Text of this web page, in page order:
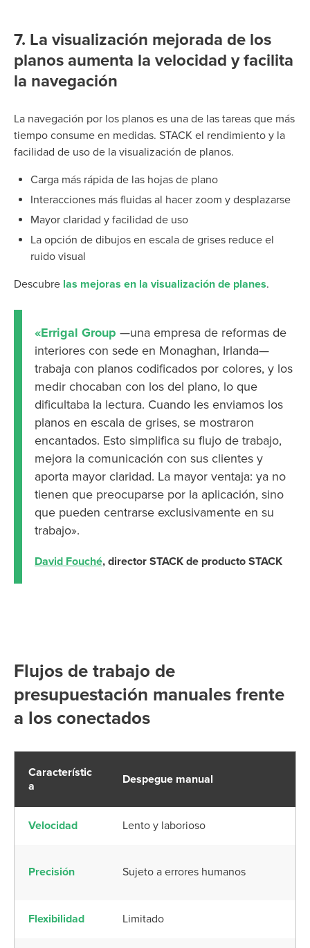
7. La visualización mejorada de los
planos aumenta la velocidad y facilita
la navegación
La navegación por los planos es una de las tareas que más
tiempo consume en medidas. STACK el rendimiento y la
facilidad de uso de la visualización de planos.
Carga más rápida de las hojas de plano
Interacciones más fluidas al hacer zoom y desplazarse
Mayor claridad y facilidad de uso
La opción de dibujos en escala de grises reduce el
ruido visual
Descubre las mejoras en la visualización de planes.
«Errigal Group —una empresa de reformas de
interiores con sede en Monaghan, Irlanda—
trabaja con planos codificados por colores, y los
medir chocaban con los del plano, lo que
dificultaba la lectura. Cuando les enviamos los
planos en escala de grises, se mostraron
encantados. Esto simplifica su flujo de trabajo,
mejora la comunicación con sus clientes y
aporta mayor claridad. La mayor ventaja: ya no
tienen que preocuparse por la aplicación, sino
que pueden centrarse exclusivamente en su
trabajo».
David Fouché, director STACK de producto STACK
Flujos de trabajo de
presupuestación manuales frente
a los conectados
Característic
a
Despegue manual
Velocidad Lento y laborioso
Precisión Sujeto a errores humanos
Flexibilidad Limitado